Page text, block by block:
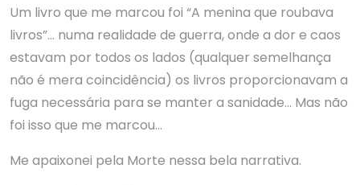
Um livro que me marcou foi “A menina que roubava
livros”… numa realidade de guerra, onde a dor e caos
estavam por todos os lados (qualquer semelhança
não é mera coincidência) os livros proporcionavam a
fuga necessária para se manter a sanidade… Mas não
foi isso que me marcou…
Me apaixonei pela Morte nessa bela narrativa.